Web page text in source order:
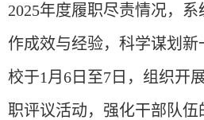
2025年度履职尽责情况，
作成效与经验，科学谋划
校于1月6日至7日，组织开
职评议活动，强化干部队伍